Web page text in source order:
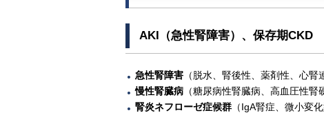
AKI（急性腎障害）、保存期CKD
急性腎障害（脱水、腎後性、薬剤性、心腎
慢性腎臓病（糖尿病性腎臓病、高血圧性腎
腎炎ネフローゼ症候群（IgA腎症、微小変